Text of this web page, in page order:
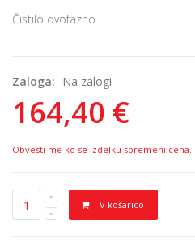
Čistilo dvofazno.
Zaloga: Na zalogi
164,40 €
Obvesti me ko se izdelku spremeni cena.
V košarico